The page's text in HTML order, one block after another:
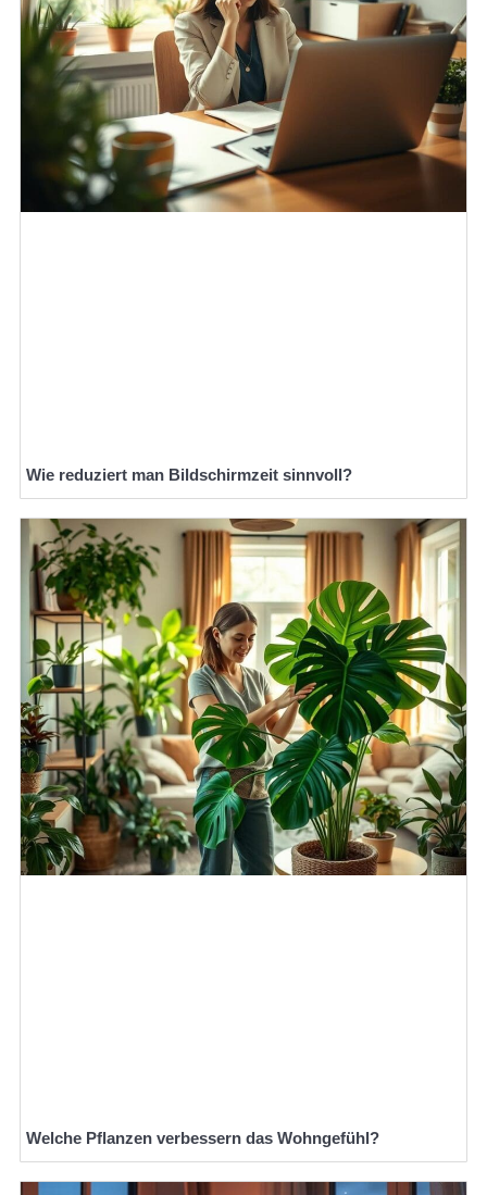
Wie reduziert man Bildschirmzeit sinnvoll?
Welche Pflanzen verbessern das Wohngefühl?